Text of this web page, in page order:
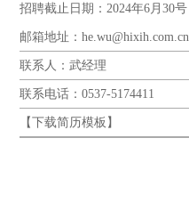
招聘截止日期：2024年6月30号
邮箱地址：he.wu@hixih.com.cn
联系人：武经理
联系电话：0537-5174411
【下载简历模板 】